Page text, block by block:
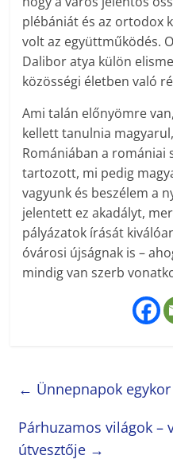
plébániát és az ortodox
volt az együttműködés.
Dalibor atya külön
közösségi életben való
Ami talán előnyömre
kellett tanulnia
Romániában a romániai
tartozott, mi pedig
vagyunk és beszélem a
jelentett ez akadályt,
pályázatok írását
óvárosi újságnak is –
mindig van szerb
← Ünnepnapok
Párhuzamos világok –
útvesztője →